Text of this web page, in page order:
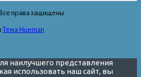
права защищены.
Тема Hueman
наилучшего представления
использовать наш сайт, вы